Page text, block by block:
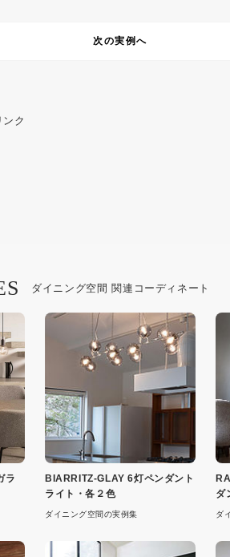
次の実例へ
ク
ダイニング空間 関連コーディネート
ラ
BIARRITZ-GLAY 6灯ペンダント
ライト・各２色
ダイニング空間の実例集
ダ
ダ